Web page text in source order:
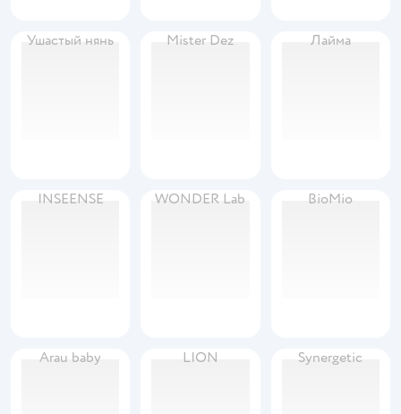
Ушастый нянь Mister Dez Лайма
INSEENSE WONDER Lab BioMio
Arau baby LION Synergetic